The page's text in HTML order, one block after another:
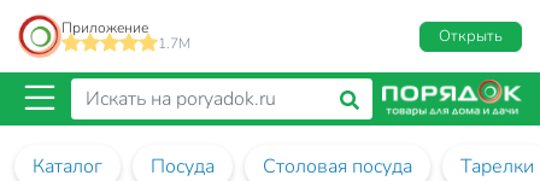
Приложение
1.7M
Открыть
Каталог Посуда Столовая посуда Тарелки